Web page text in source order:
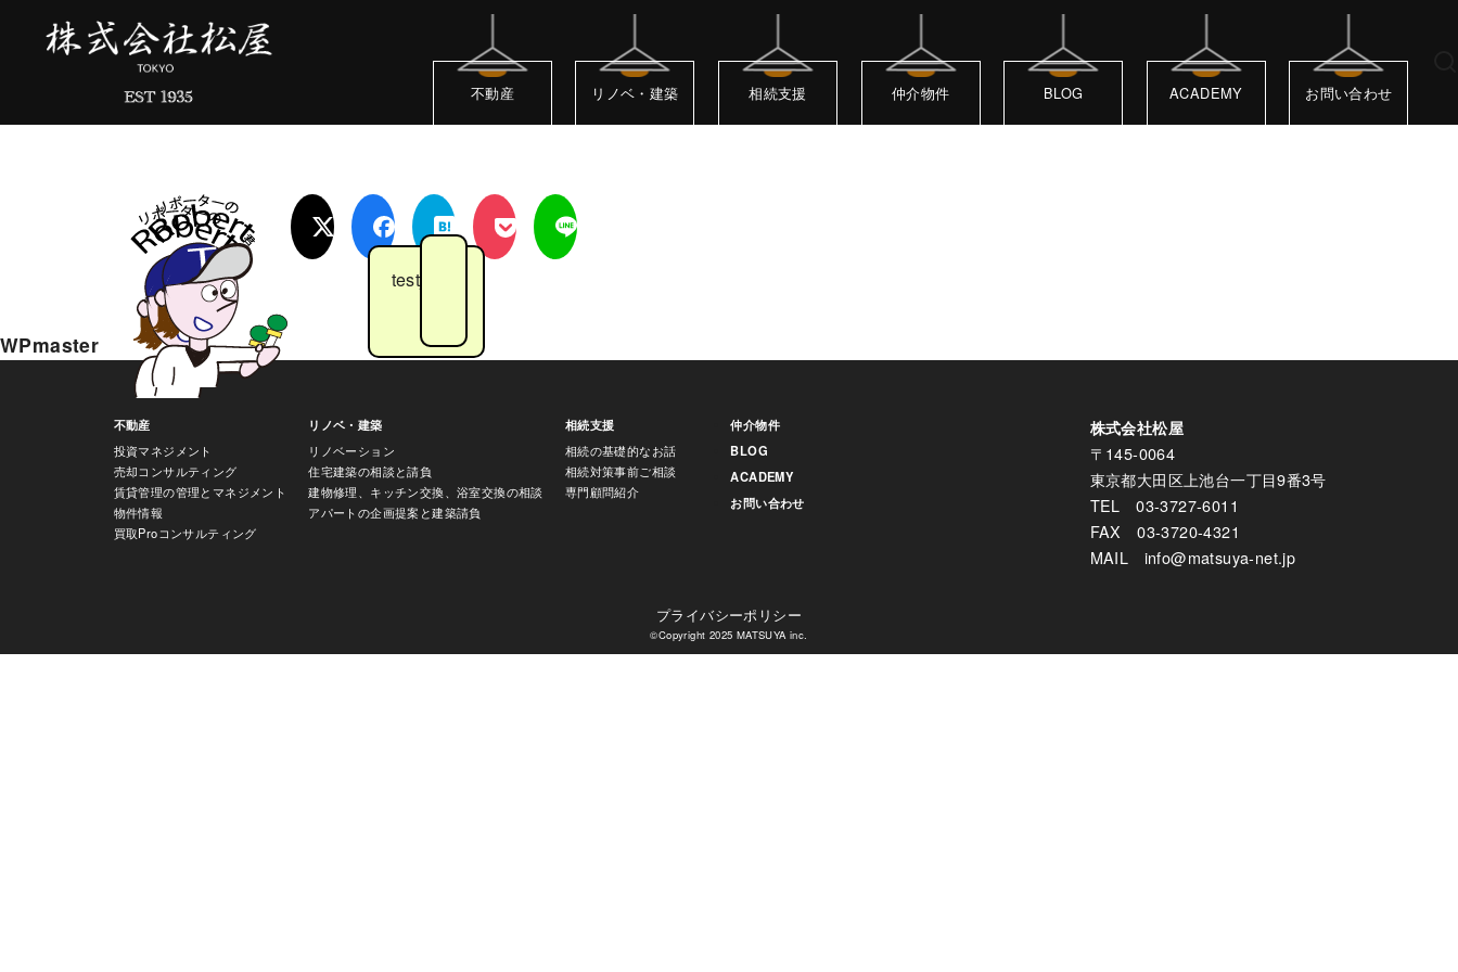
ツ
不動産 リノベ・建築 相続支援 仲介物件 BLOG ACADEMY お問い合わせ
test_hed
WPmaster
不動産
投資マネジメント
売却コンサルティング
賃貸管理の管理とマネジメント
物件情報
買取Proコンサルティング
リノベ・建築
リノベーション
住宅建築の相談と請負
建物修理、キッチン交換、浴室交換の相談
アパートの企画提案と建築請負
相続支援
相続の基礎的なお話
相続対策事前ご相談
専門顧問紹介
仲介物件
BLOG
ACADEMY
お問い合わせ
株式会社松屋
〒145-0064
東京都大田区上池台一丁目9番3号
TEL03-3727-6011
FAX 03-3720-4321
MAIL info@matsuya-net.jp
プライバシーポリシー
©︎Copyright 2025 MATSUYA inc.